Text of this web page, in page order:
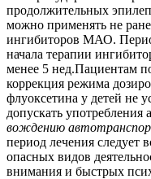
продолжительных
можно применять не
ингибиторов МАО.
начала терапии
менее 5 нед.Пациентам
коррекция режима
флуоксетина у детей не
допускать употребления
вождению
период лечения следует
опасных видов
внимания и быстрых